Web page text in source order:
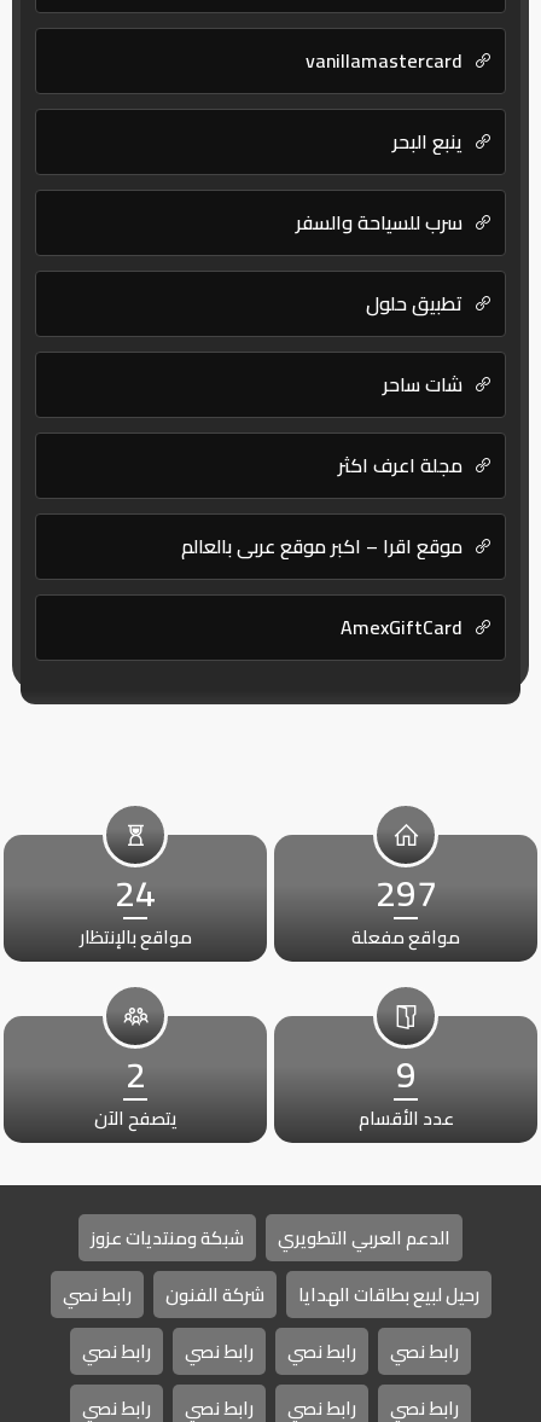
vanillamastercard
ينبع البحر
سرب للسياحة والسفر
تطبيق حلول
شات ساحر
مجلة اعرف اكثر
موقع اقرا – اكبر موقع عربي بالعالم
AmexGiftCard
297
مواقع مفعلة
24
مواقع بالإنتظار
9
عدد الأقسام
2
يتصفح الآن
الدعم العربي التطويري
شبكة ومنتديات عزوز
رحيل لبيع بطاقات الهدايا
شركة الفنون
رابط نصي
رابط نصي
رابط نصي رابط نصي
رابط نصي
رابط نصي
رابط نصي رابط نصي رابط نصي